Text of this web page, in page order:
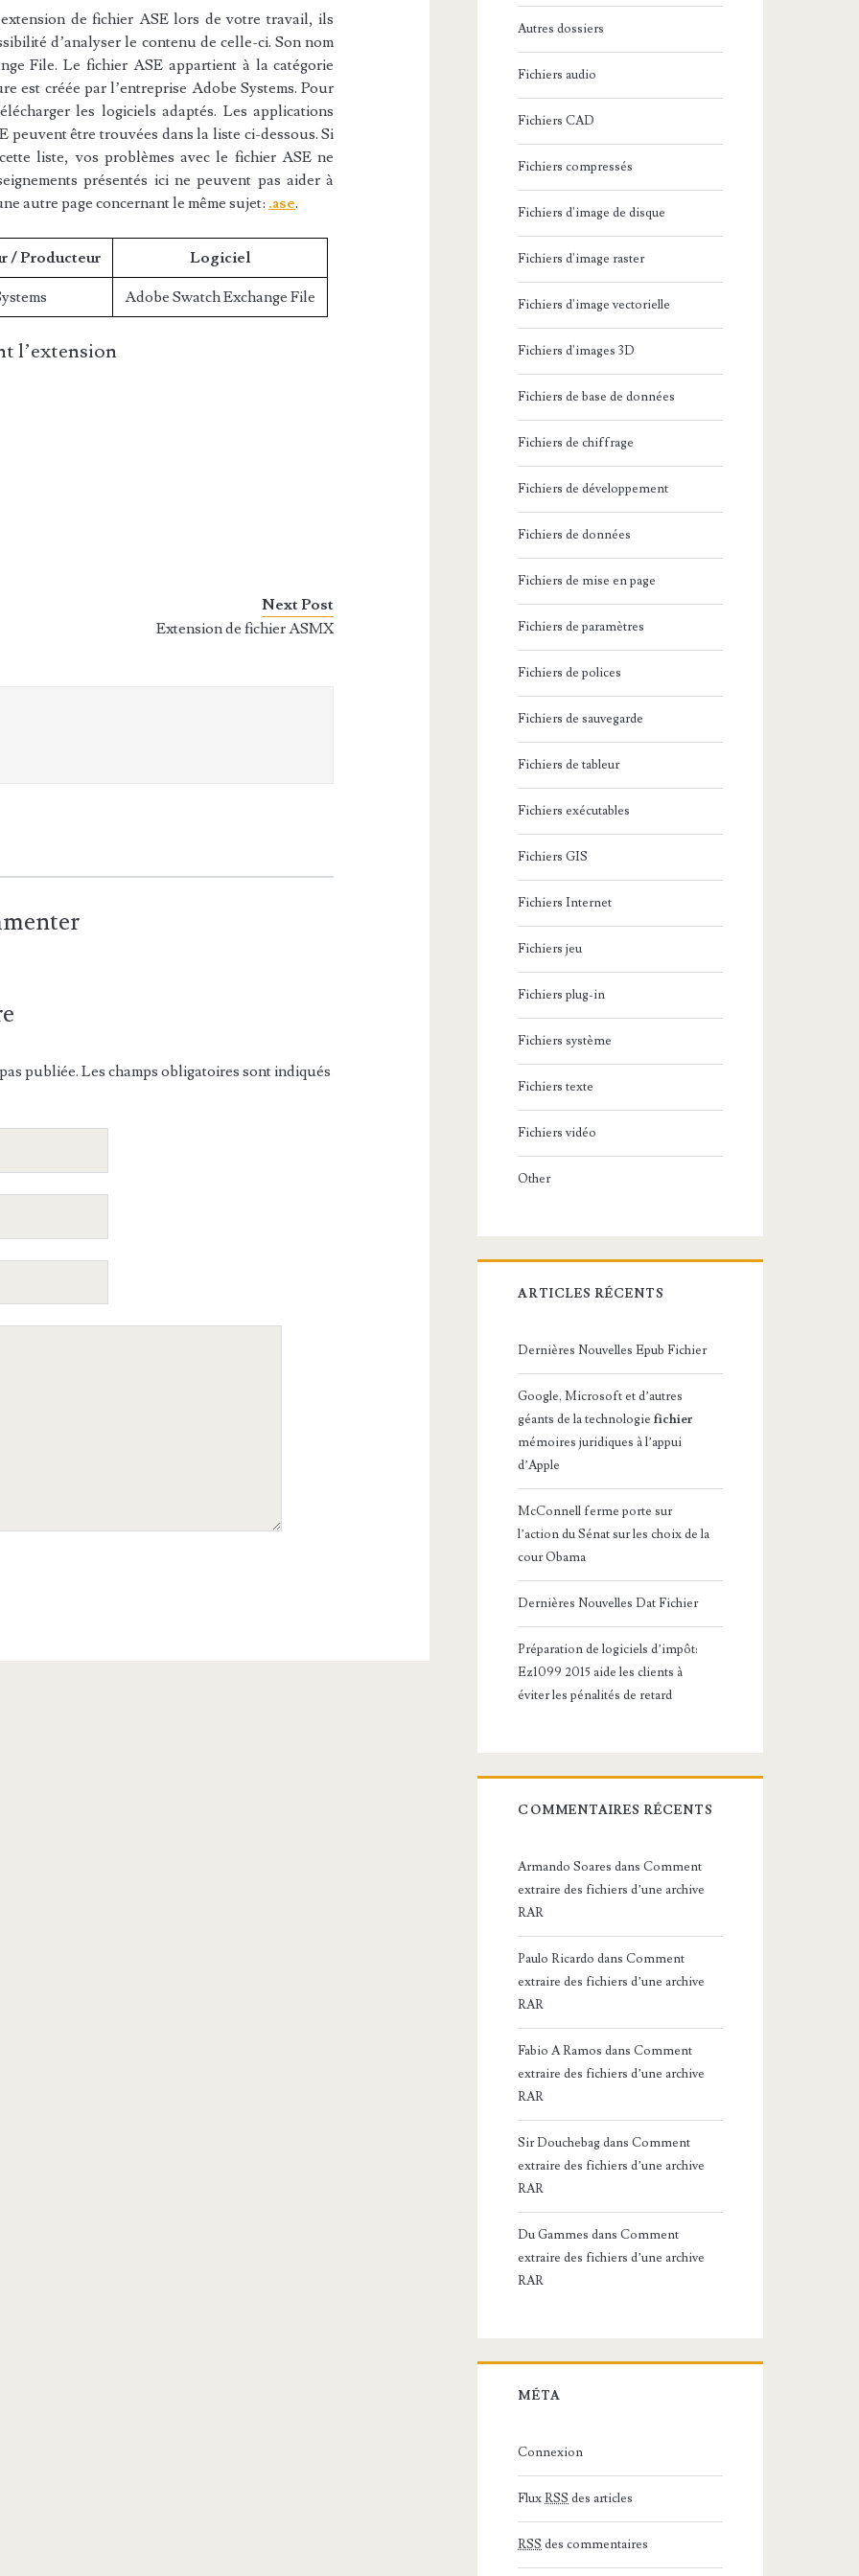
de fichier ASE lors de votre travail, ils
d’analyser le contenu de celle-ci. Son nom
File. Le fichier ASE appartient à la catégorie
est créée par l’entreprise Adobe Systems. Pour
les logiciels adaptés. Les applications
peuvent être trouvées dans la liste ci-dessous. Si
liste, vos problèmes avec le fichier ASE ne
présentés ici ne peuvent pas aider à
autre page concernant le même sujet: .ase.
/ Producteur Logiciel
Adobe Swatch Exchange File
l’extension
Next Post
Extension de fichier ASMX
publiée. Les champs obligatoires sont indiqués
Autres dossiers
Fichiers audio
Fichiers CAD
Fichiers compressés
Fichiers d'image de disque
Fichiers d'image raster
Fichiers d'image vectorielle
Fichiers d'images 3D
Fichiers de base de données
Fichiers de chiffrage
Fichiers de développement
Fichiers de données
Fichiers de mise en page
Fichiers de paramètres
Fichiers de polices
Fichiers de sauvegarde
Fichiers de tableur
Fichiers exécutables
Fichiers GIS
Fichiers Internet
Fichiers jeu
Fichiers plug-in
Fichiers système
Fichiers texte
Fichiers vidéo
Other
ARTICLES RÉCENTS
Dernières Nouvelles Epub Fichier
Google, Microsoft et d’autres
géants de la technologiefichier
mémoires juridiques à l’appui
d’Apple
McConnell ferme porte sur
l’action du Sénat sur les choix de la
cour Obama
Dernières Nouvelles Dat Fichier
Préparation de logiciels d’impôt:
Ez1099 2015 aide les clients à
éviter les pénalités de retard
COMMENTAIRES RÉCENTS
Armando Soares dansComment
extraire des fichiers d’une archive
RAR
Paulo Ricardo dansComment
extraire des fichiers d’une archive
RAR
Fabio A Ramos dansComment
extraire des fichiers d’une archive
RAR
Sir DouchebagdansComment
extraire des fichiers d’une archive
RAR
Du Gammes dansComment
extraire des fichiers d’une archive
RAR
MÉTA
Connexion
FluxRSS des articles
RSS des commentaires